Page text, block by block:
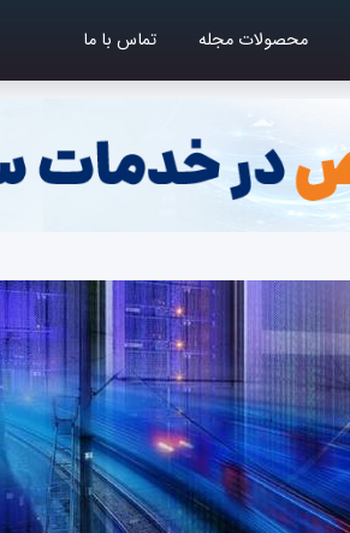
محصولات مجله تماس با ما